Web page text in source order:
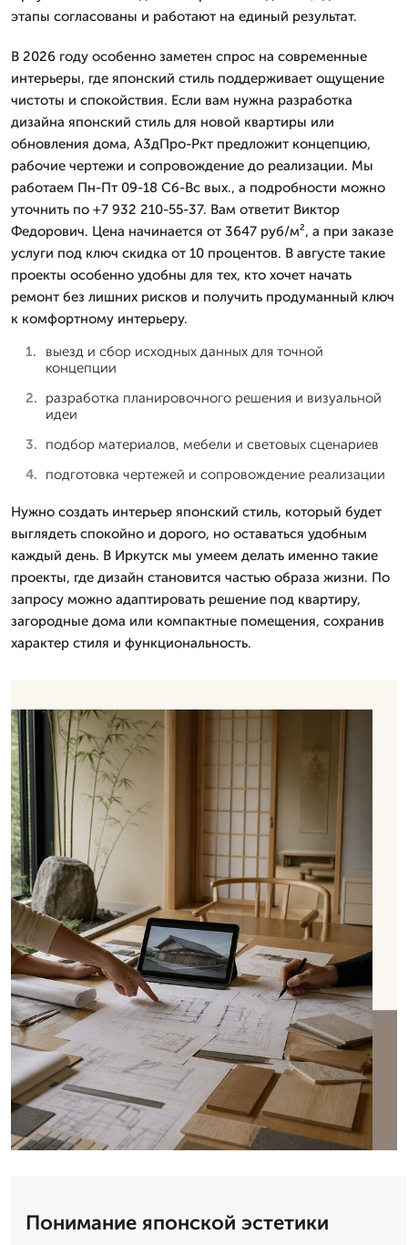
этапы согласованы и работают на единый результат.
В 2026 году особенно заметен спрос на современные
интерьеры, где японский стиль поддерживает ощущение
чистоты и спокойствия. Если вам нужна разработка
дизайна японский стиль для новой квартиры или
обновления дома, А3дПро-Ркт предложит концепцию,
рабочие чертежи и сопровождение до реализации. Мы
работаем Пн-Пт 09-18 Сб-Вс вых., а подробности можно
уточнить по +7 932 210-55-37. Вам ответит Виктор
Федорович. Цена начинается от 3647 руб/м², а при заказе
услуги под ключ скидка от 10 процентов. В августе такие
проекты особенно удобны для тех, кто хочет начать
ремонт без лишних рисков и получить продуманный ключ
к комфортному интерьеру.
выезд и сбор исходных данных для точной
концепции
разработка планировочного решения и визуальной
идеи
подбор материалов, мебели и световых сценариев
подготовка чертежей и сопровождение реализации
Нужно создать интерьер японский стиль, который будет
выглядеть спокойно и дорого, но оставаться удобным
каждый день. В Иркутск мы умеем делать именно такие
проекты, где дизайн становится частью образа жизни. По
запросу можно адаптировать решение под квартиру,
загородные дома или компактные помещения, сохранив
характер стиля и функциональность.
Понимание японской эстетики